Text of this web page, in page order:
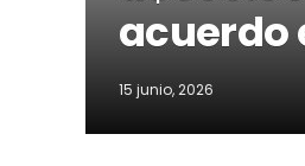
acuerdo
15 junio, 2026